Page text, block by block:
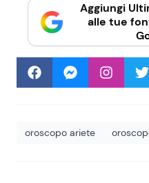
Aggiungi
alle tue
oroscopo ariete